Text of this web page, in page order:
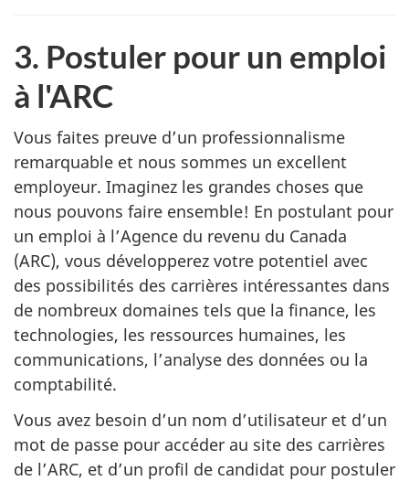
3. Postuler pour un emploi
à l'ARC
Vous faites preuve d’un professionnalisme
remarquable et nous sommes un excellent
employeur. Imaginez les grandes choses que
nous pouvons faire ensemble! En postulant pour
un emploi à l’Agence du revenu du Canada
(ARC), vous développerez votre potentiel avec
des possibilités des carrières intéressantes dans
de nombreux domaines tels que la finance, les
technologies, les ressources humaines, les
communications, l’analyse des données ou la
comptabilité.
Vous avez besoin d’un nom d’utilisateur et d’un
mot de passe pour accéder au site des carrières
de l’ARC, et d’un profil de candidat pour postuler